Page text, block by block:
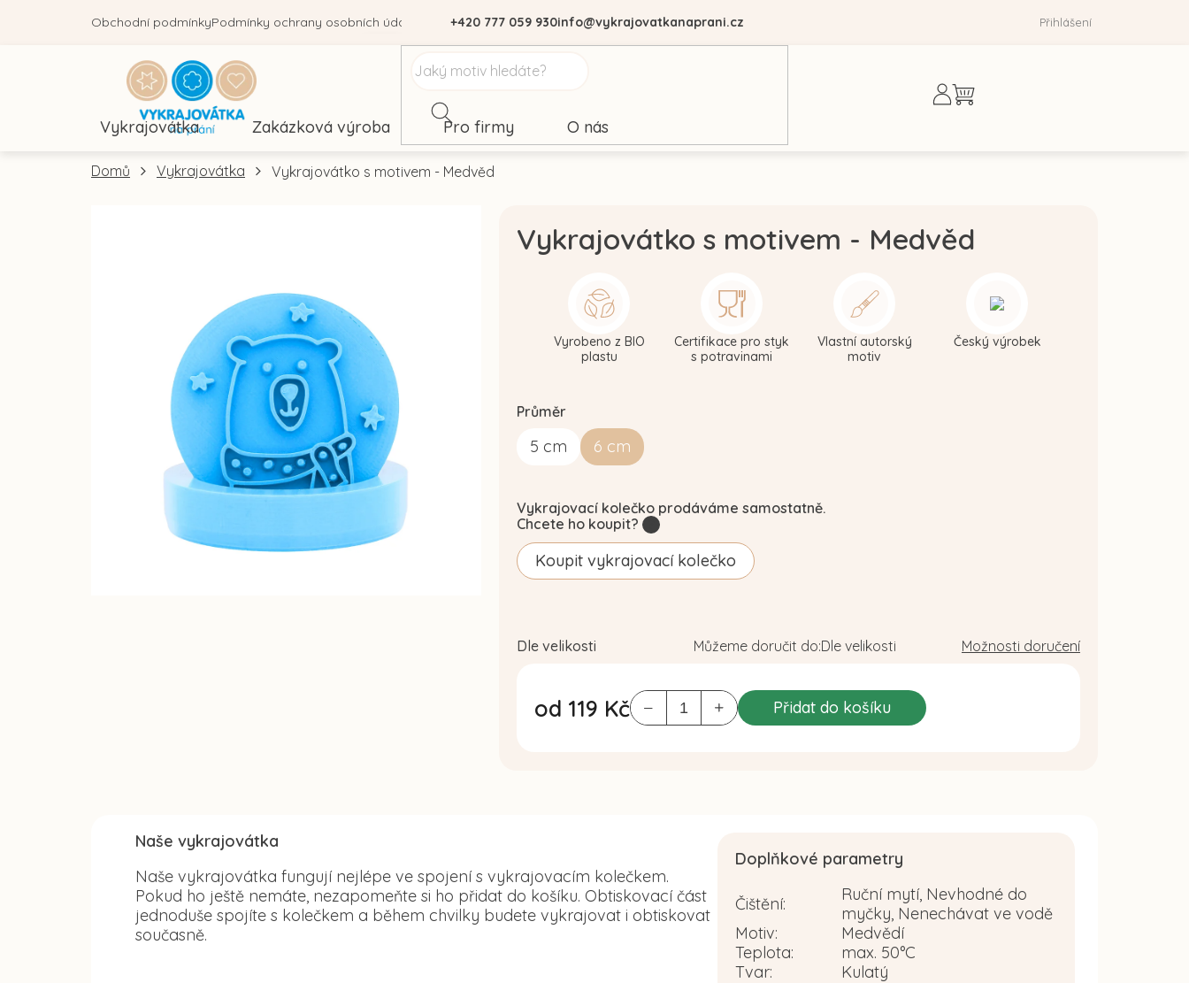
+420 777 059 930info@vykrajovatkanaprani.cz
Obchodní podmínkyPodmínky ochrany osobních údajů Přihlášení
Nákupní
Vykrajovátka Zakázková výroba Pro firmy O nás
Domů Vykrajovátka Vykrajovátko s motivem - Medvěd
Průměr
5 cm 6 cm
Vykrajovátko s motivem - Medvěd
od 119 Kč Přidat do košíku
Vyrobeno z BIO
plastu
Certifikace pro styk
s potravinami
Vlastní autorský
motiv
Český výrobek
Vykrajovací kolečko prodáváme samostatně.
Chcete ho koupit?
Koupit vykrajovací kolečko
Dle velikosti Můžeme doručit do:Dle velikosti Možnosti doručení
Naše vykrajovátka
Naše vykrajovátka fungují nejlépe ve spojení s vykrajovacím kolečkem.
Pokud ho ještě nemáte, nezapomeňte si ho přidat do košíku. Obtiskovací část
jednoduše spojíte s kolečkem a během chvilky budete vykrajovat i obtiskovat
současně.
Doplňkové parametry
Čištění:
Ruční mytí, Nevhodné do
myčky, Nenechávat ve vodě
Motiv:
Medvědí
Teplota:
max. 50°C
Tvar: Kulatý